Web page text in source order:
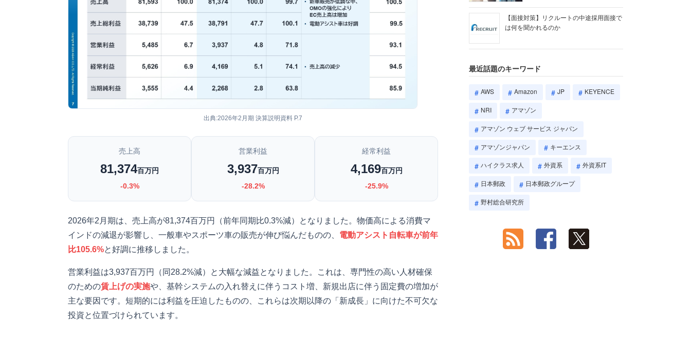
出典:2026年2月期 決算説明資料 P.7
売上高
81,374百万円
-0.3%
営業利益
3,937百万円
-28.2%
経常利益
4,169百万円
-25.9%
2026年2月期は、売上高が81,374百万円（前年同期比0.3%減）となりました。物価高による消費マ
インドの減退が影響し、一般車やスポーツ車の販売が伸び悩んだものの、 電動アシスト自転車が前年
比105.6%と好調に推移しました。
営業利益は3,937百万円（同28.2%減）と大幅な減益となりました。これは、専門性の高い人材確保
のための賃上げの実施や、基幹システムの入れ替えに伴うコスト増、新規出店に伴う固定費の増加が
主な要因です。短期的には利益を圧迫したものの、これらは次期以降の「新成長」に向けた不可欠な
投資と位置づけられています。
【面接対策】リクルートの中途採用面接で
は何を聞かれるのか
最近話題のキーワード
AWS Amazon JP KEYENCE
NRI アマゾン
アマゾン ウェブ サービス ジャパン
アマゾンジャパン キーエンス
ハイクラス求人 外資系 外資系IT
日本郵政 日本郵政グループ
野村総合研究所